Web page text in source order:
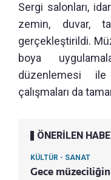
Sergi salonları,
zemin, duvar,
gerçekleştirildi.
boya
düzenlemesi
çalışmaları da
ÖNERİLEN
KÜLTÜR - SANAT
Gece